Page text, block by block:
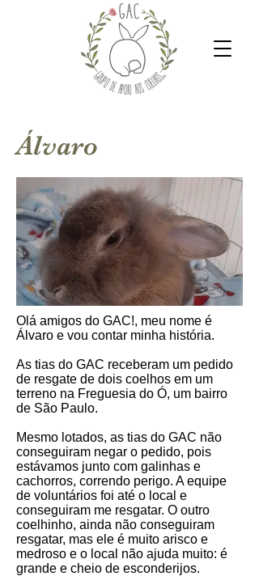
Álvaro
Olá‎ amigos‎ do‎ GAC!, meu nome é
Álvaro e vou contar minha história.
⁣As tias do GAC receberam um pedido
de resgate de dois coelhos em um
terreno na Freguesia do Ó, um bairro
de São Paulo.
⁣Mesmo‎ lotados,‎ as tias do GAC não‎
conseguiram‎ negar‎ o‎ pedido,‎ pois‎
estávamos‎ junto‎ com‎ galinhas‎ e‎
cachorros,‎ correndo‎ perigo. A equipe‎
de‎ voluntários‎ foi‎ até‎ o‎ local‎ e‎
conseguiram me resgatar‎.‎ O‎ outro‎
coelhinho,‎ ainda‎ não conseguiram‎
resgatar,‎ mas‎ ele‎ é‎ muito‎ arisco‎ e‎
medroso‎ e‎ o‎ local‎ não‎ ajuda‎ muito:‎ é‎
grande‎ e‎ cheio‎ de‎ esconderijos.